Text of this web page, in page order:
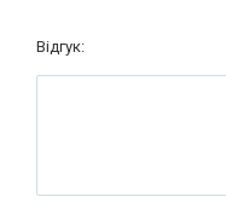
Відгук: